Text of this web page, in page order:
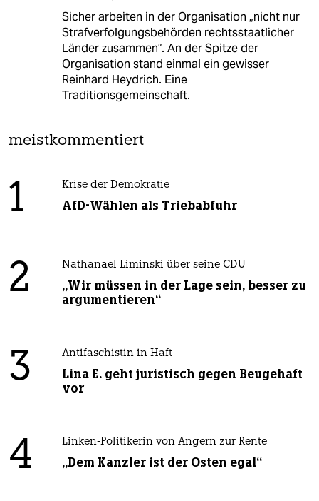
Sicher arbeiten in der Organisation „nicht nur
Strafverfolgungsbehörden rechtsstaatlicher
Länder zusammen”. An der Spitze der
Organisation stand einmal ein gewisser
Reinhard Heydrich. Eine
Traditionsgemeinschaft.
meistkommentiert
1 Krise der Demokratie
AfD-Wählen als Triebabfuhr
2 Nathanael Liminski über seine CDU
„Wir müssen in der Lage sein, besser zu
argumentieren“
3 Antifaschistin in Haft
Lina E. geht juristisch gegen Beugehaft
vor
4 Linken-Politikerin von Angern zur Rente
„Dem Kanzler ist der Osten egal“